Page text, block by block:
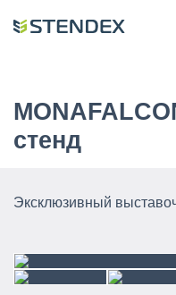
стенд
Эксклюзивный